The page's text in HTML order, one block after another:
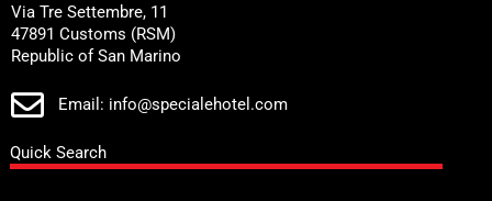
Via Tre Settembre, 11
47891 Customs (RSM)
Republic of San Marino
Email: info@specialehotel.com
Quick Search